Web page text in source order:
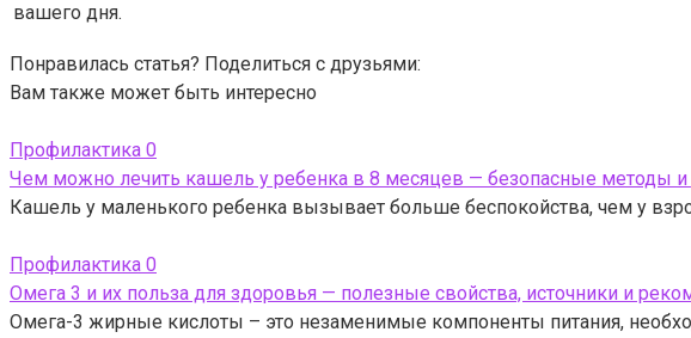
вашего дня.
Понравилась статья? Поделиться с друзьями:
Вам также может быть интересно
Профилактика 0
Чем можно лечить кашель у ребенка в 8 месяцев — безопасные методы
Кашель у маленького ребенка вызывает больше беспокойства, чем у
Профилактика 0
Омега 3 и их польза для здоровья — полезные свойства, источники и
Омега-3 жирные кислоты – это незаменимые компоненты питания,